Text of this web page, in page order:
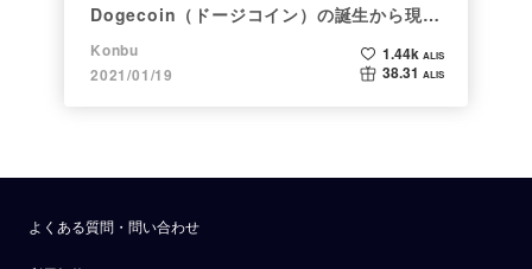
Dogecoin（ドージコイン）の誕生から現在
まで。注目される非証券性🐶
Konbu
2021/01/19
1.44k ALIS
38.31 ALIS
よくある質問・問い合わせ